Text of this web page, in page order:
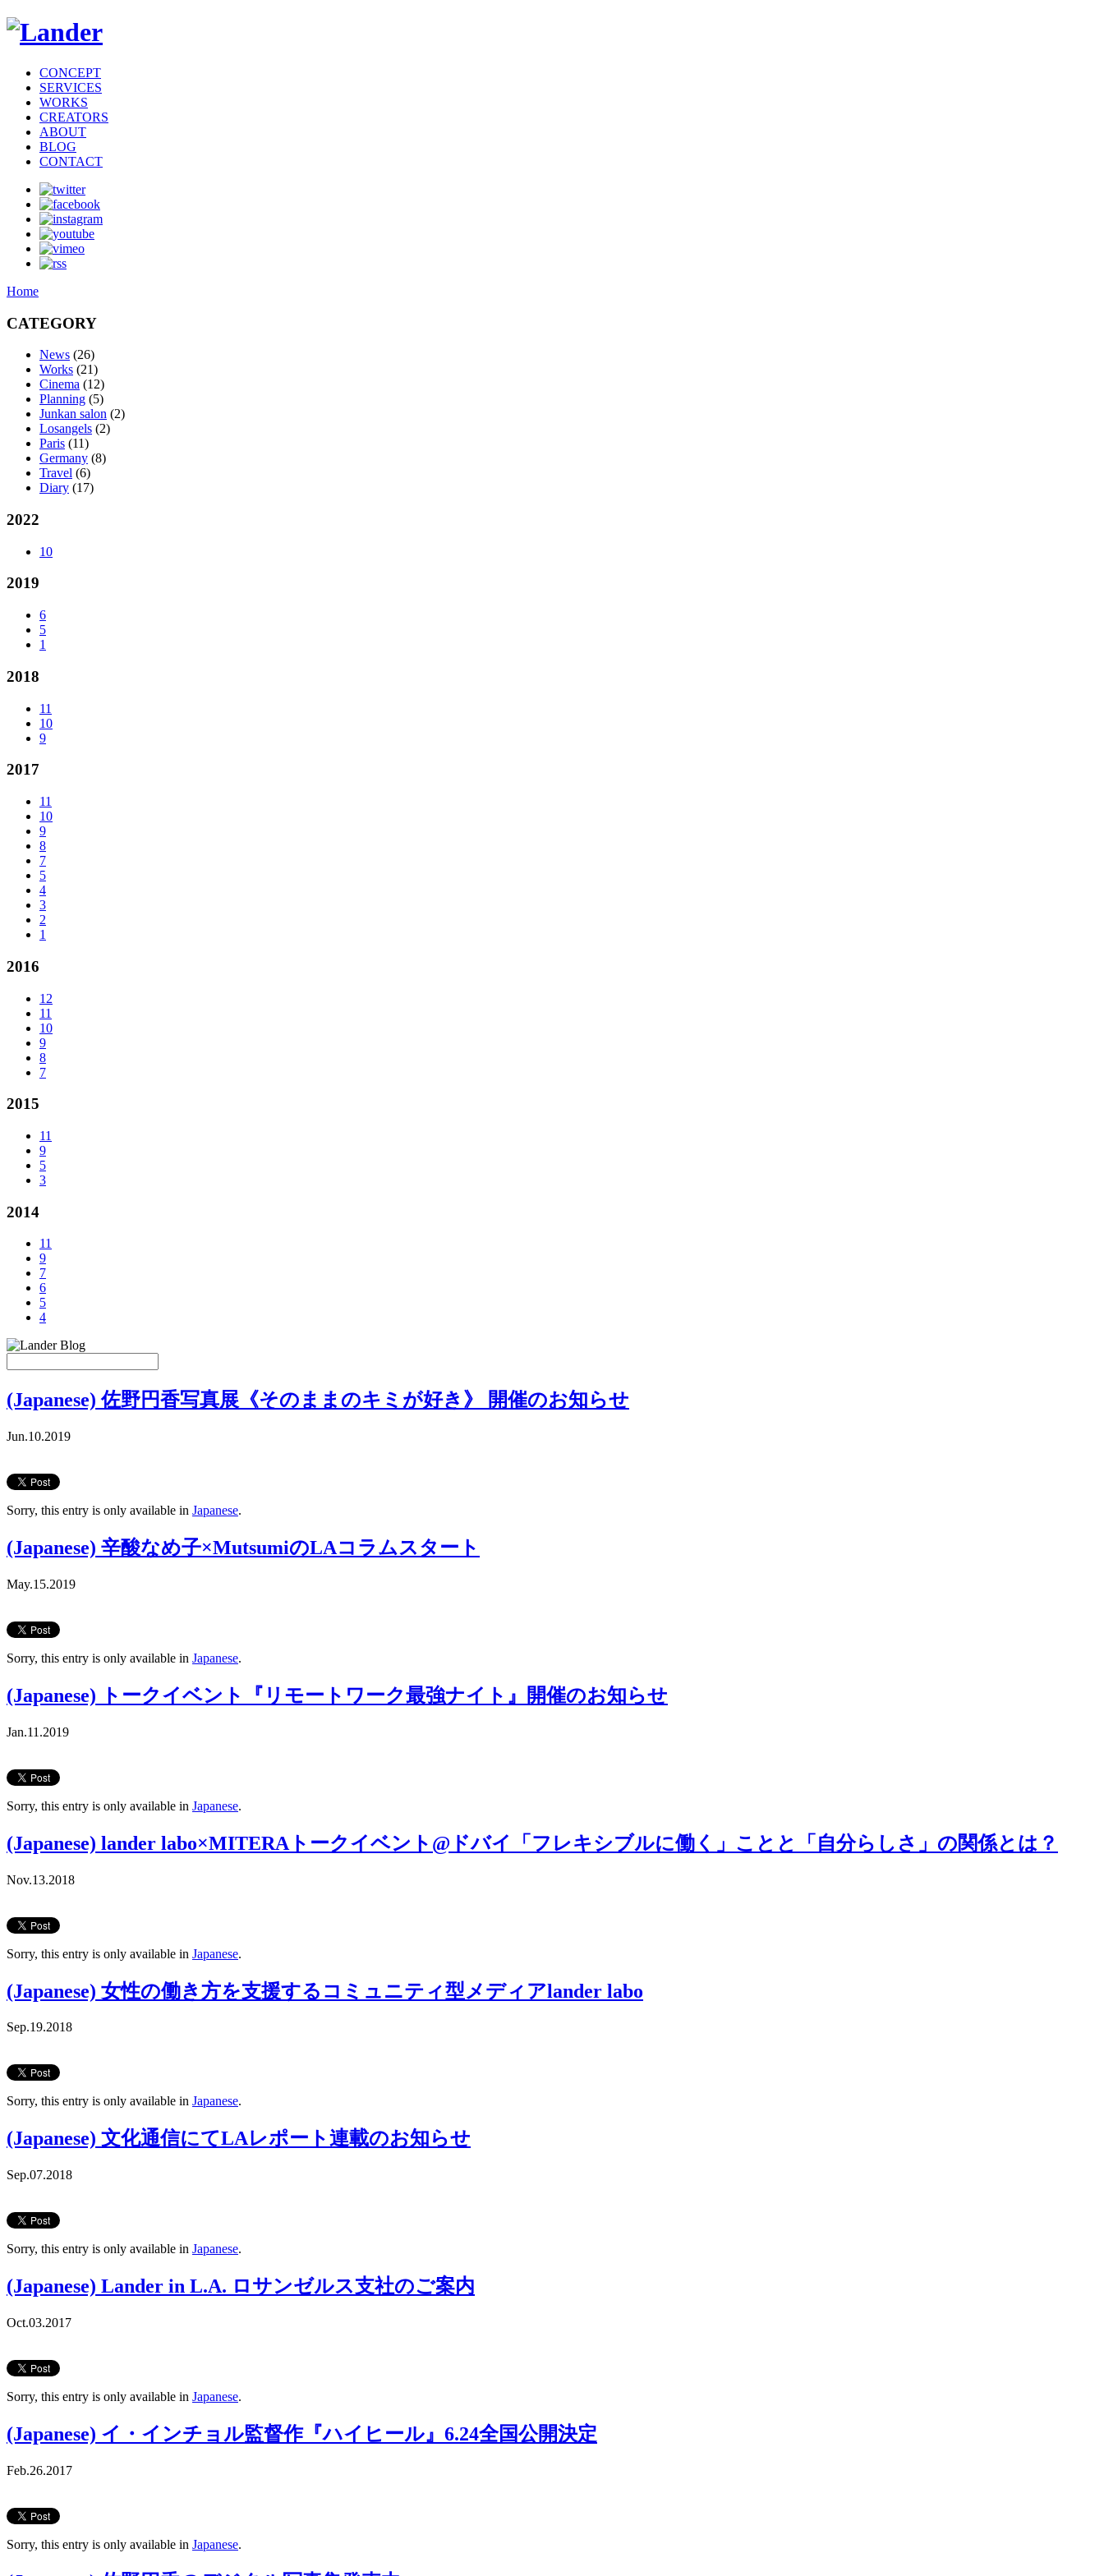
CONCEPT
SERVICES
WORKS
CREATORS
ABOUT
BLOG
CONTACT
Home
CATEGORY
News (26)
Works (21)
Cinema (12)
Planning (5)
Junkan salon (2)
Losangels (2)
Paris (11)
Germany (8)
Travel (6)
Diary (17)
2022
10
2019
6
5
1
2018
11
10
9
2017
11
10
9
8
7
5
4
3
2
1
2016
12
11
10
9
8
7
2015
11
9
5
3
2014
11
9
7
6
5
4
(Japanese) 佐野円香写真展《そのままのキミが好き》 開催のお知らせ
Jun.10.2019
Sorry, this entry is only available in Japanese.
(Japanese) 辛酸なめ子×MutsumiのLAコラムスタート
May.15.2019
Sorry, this entry is only available in Japanese.
(Japanese) トークイベント『リモートワーク最強ナイト』開催のお知らせ
Jan.11.2019
Sorry, this entry is only available in Japanese.
(Japanese) lander labo×MITERAトークイベント@ドバイ「フレキシブルに働く」ことと「自分らしさ」の関係とは？
Nov.13.2018
Sorry, this entry is only available in Japanese.
(Japanese) 女性の働き方を支援するコミュニティ型メディアlander labo
Sep.19.2018
Sorry, this entry is only available in Japanese.
(Japanese) 文化通信にてLAレポート連載のお知らせ
Sep.07.2018
Sorry, this entry is only available in Japanese.
(Japanese) Lander in L.A. ロサンゼルス支社のご案内
Oct.03.2017
Sorry, this entry is only available in Japanese.
(Japanese) イ・インチョル監督作『ハイヒール』6.24全国公開決定
Feb.26.2017
Sorry, this entry is only available in Japanese.